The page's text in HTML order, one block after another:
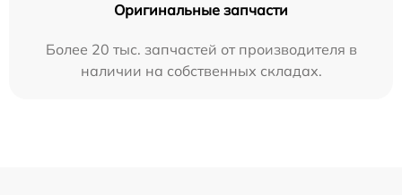
Оригинальные запчасти
Более 20 тыс. запчастей от производителя в
наличии на собственных складах.